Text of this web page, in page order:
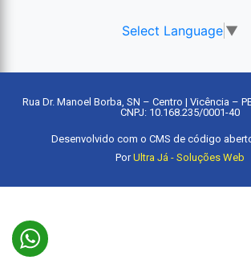
Select Language ▼
Rua Dr. Manoel Borba, SN – Centro | Vicência –
CNPJ: 10.168.235/0001-40
Desenvolvido com o CMS de código
PorUltra Já - Soluções Web